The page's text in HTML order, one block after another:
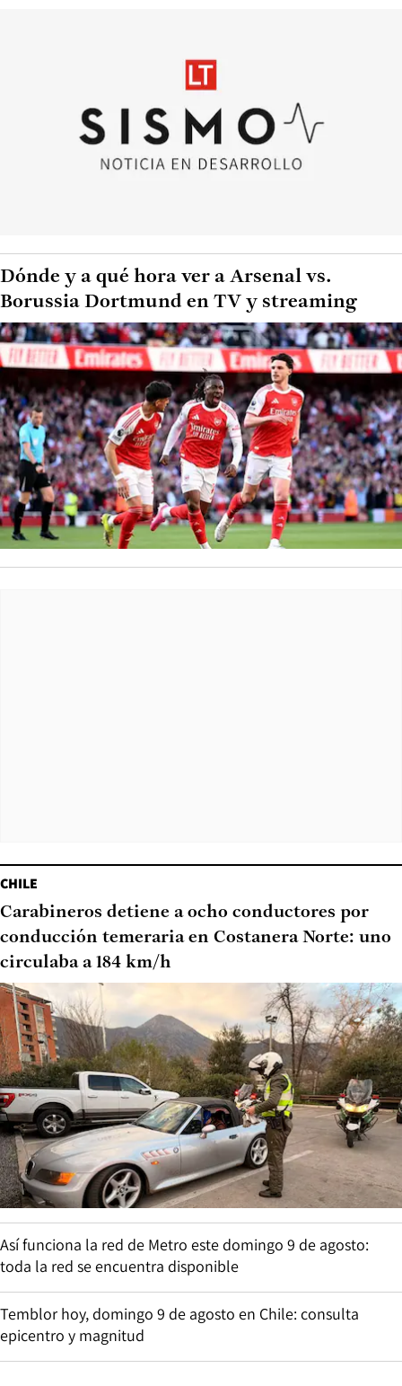
Dónde y a qué hora ver a Arsenal vs.
Borussia Dortmund en TV y streaming
CHILE
Carabineros detiene a ocho conductores por
conducción temeraria en Costanera Norte: uno
circulaba a 184 km/h
Así funciona la red de Metro este domingo 9 de agosto:
toda la red se encuentra disponible
Temblor hoy, domingo 9 de agosto en Chile: consulta
epicentro y magnitud